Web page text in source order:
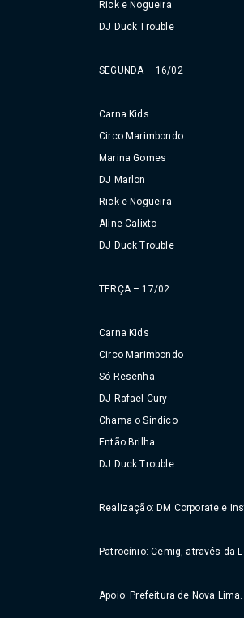
Rick e Nogueira
DJ Duck Trouble
SEGUNDA – 16/02
Carna Kids
Circo Marimbondo
Marina Gomes
DJ Marlon
Rick e Nogueira
Aline Calixto
DJ Duck Trouble
TERÇA – 17/02
Carna Kids
Circo Marimbondo
Só Resenha
DJ Rafael Cury
Chama o Síndico
Então Brilha
DJ Duck Trouble
Realização: DM Corporate e
Patrocínio: Cemig, através da
Apoio: Prefeitura de Nova Lima.